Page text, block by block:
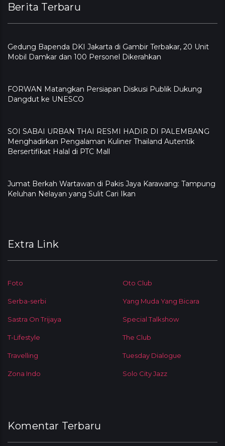
Berita Terbaru
Gedung Bapenda DKI Jakarta di Gambir Terbakar, 20 Unit
Mobil Damkar dan 100 Personel Dikerahkan
FORWAN Matangkan Persiapan Diskusi Publik Dukung
Dangdut ke UNESCO
SOI SABAI URBAN THAI RESMI HADIR DI PALEMBANG
Menghadirkan Pengalaman Kuliner Thailand Autentik
Bersertifikat Halal di PTC Mall
Jumat Berkah Wartawan di Pakis Jaya Karawang: Tampung
Keluhan Nelayan yang Sulit Cari Ikan
Extra Link
Foto Oto Club
Serba-serbi Yang Muda Yang Bicara
Sastra On Trijaya Special Talkshow
T-Lifestyle The Club
Travelling Tuesday Dialogue
Zona Indo Solo City Jazz
Komentar Terbaru